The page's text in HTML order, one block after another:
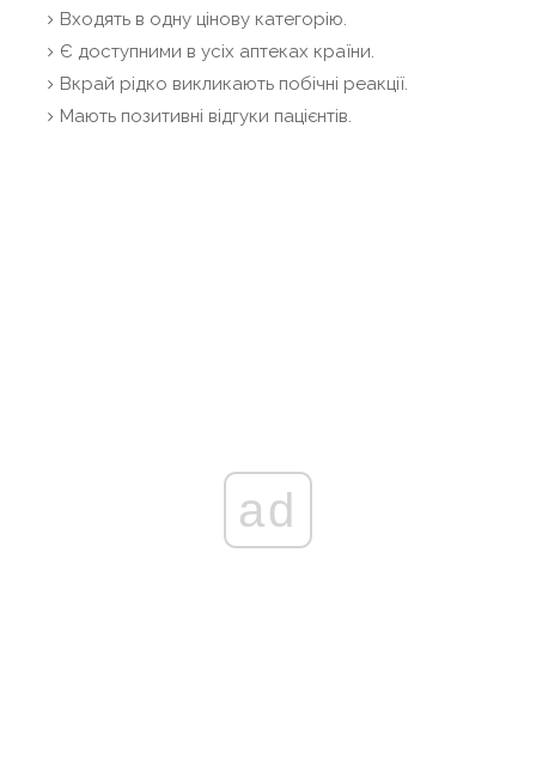
Входять в одну цінову категорію.
Є доступними в усіх аптеках країни.
Вкрай рідко викликають побічні реакції.
Мають позитивні відгуки пацієнтів.
ad